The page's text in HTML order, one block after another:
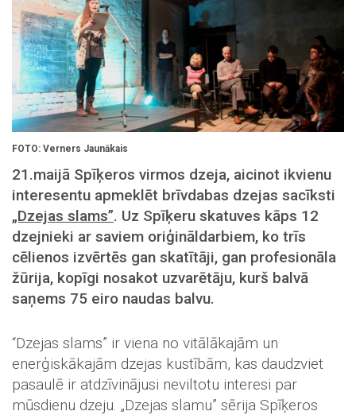
FOTO: Verners Jaunākais
21.maijā Spīķeros virmos dzeja, aicinot ikvienu
interesentu apmeklēt brīvdabas dzejas sacīksti
„Dzejas slams”. Uz Spīķeru skatuves kāps 12
dzejnieki ar saviem oriģināldarbiem, ko trīs
cēlienos izvērtēs gan skatītāji, gan profesionāla
žūrija, kopīgi nosakot uzvarētāju, kurš balvā
saņems 75 eiro naudas balvu.
“Dzejas slams” ir viena no vitālākajām un
enerģiskākajām dzejas kustībām, kas daudzviet
pasaulē ir atdzīvinājusi neviltotu interesi par
mūsdienu dzeju. „Dzejas slamu” sērija Spīķeros